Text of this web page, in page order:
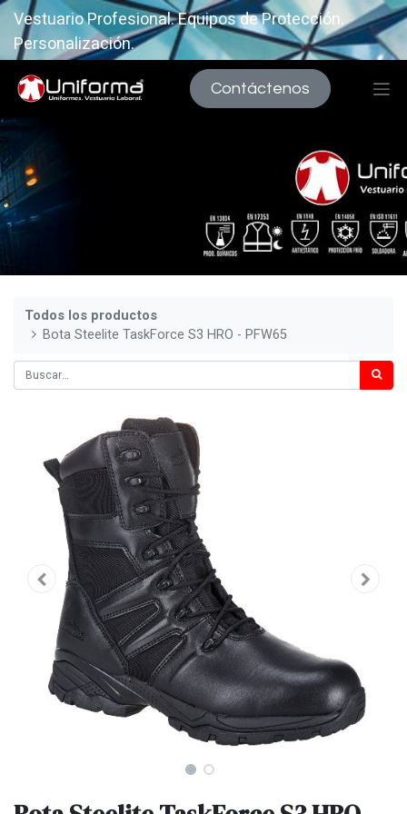
Vestuario Profesional. Equipos de Protección.
Personalización.
Contáctenos
Todos los productos
Bota Steelite TaskForce S3 HRO - PFW65